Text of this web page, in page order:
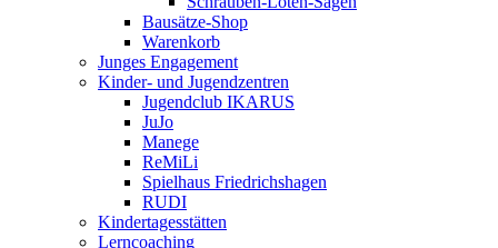
Bausätze-Shop
Warenkorb
Junges Engagement
Kinder- und Jugendzentren
Jugendclub IKARUS
JuJo
Manege
ReMiLi
Spielhaus Friedrichshagen
RUDI
Kindertagesstätten
Lerncoaching